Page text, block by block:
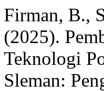
Firman, B.,
(2025).
Teknologi
Sleman: